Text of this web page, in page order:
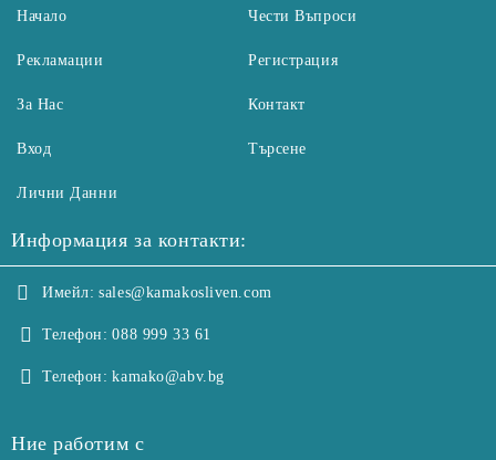
Начало
Рекламации
За Нас
Вход
Чести Въпроси
Регистрация
Контакт
Търсене
Лични Данни
Информация за контакти:
Имейл: sales@kamakosliven.com
Телефон: 088 999 33 61
Телефон: kamako@abv.bg
Ние работим с